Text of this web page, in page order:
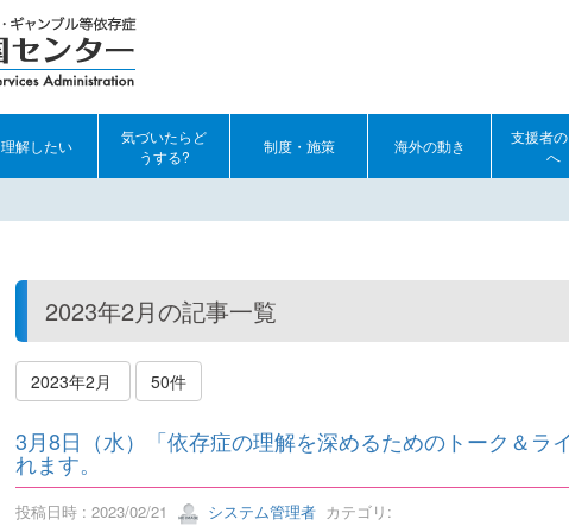
理解したい
気づいたらど
うする?
制度・施策 海外の動き
支援者
へ
2023年2月の記事一覧
2023年2月 50件
3月8日（水）「依存症の理解を深めるためのトーク＆ラ
れます。
投稿日時 : 2023/02/21 システム管理者カテゴリ: